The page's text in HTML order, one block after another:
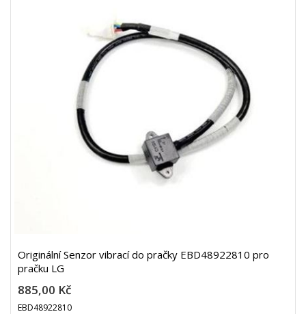
Originální Senzor vibrací do pračky EBD48922810 pro
pračku LG
885,00 Kč
EBD48922810